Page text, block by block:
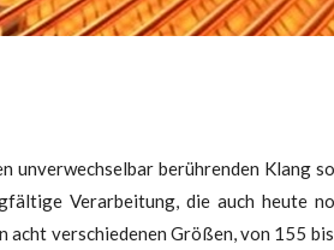
unverwechselbar berührenden Klang
Verarbeitung, die auch heute
verschiedenen Größen, von 155